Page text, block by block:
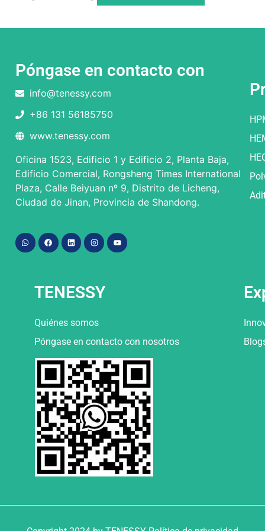
Póngase en contacto con
info@tenessy.com
+86 131 56185750
www.tenessy.com
Oficina 1523, Edificio 1 y Edificio 2, Planta Baja,
Edificio Comercial, Rongsheng Times International
Plaza, Calle Beiyuan nº 9, Distrito de Licheng,
Ciudad de Jinan, Provincia de Shandong.
TENESSY
Quiénes somos
Póngase en contacto con nosotros